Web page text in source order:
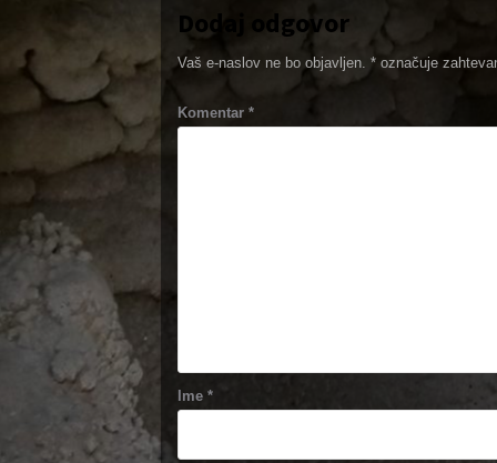
Dodaj odgovor
Vaš e-naslov ne bo objavljen. *označuje
Komentar *
Ime *